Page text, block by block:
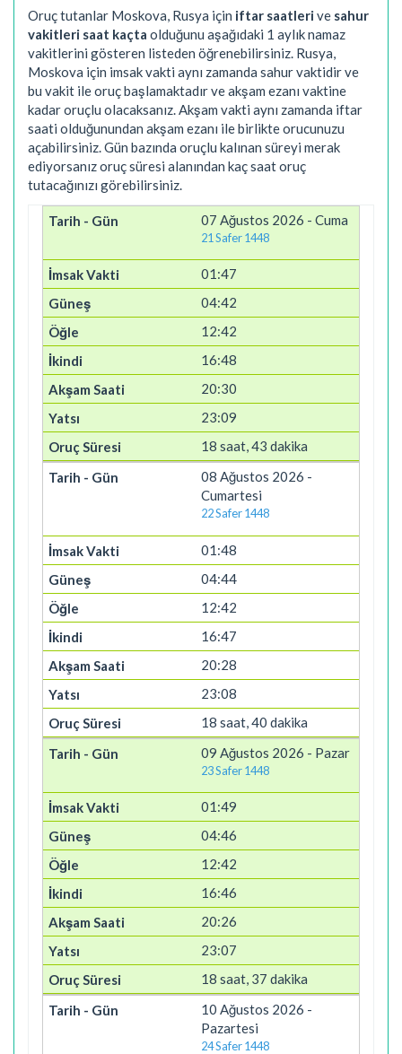
Oruç tutanlar Moskova, Rusya için iftar saatlerive sahur
vakitleri saat kaçta olduğunu aşağıdaki 1 aylık namaz
vakitlerini gösteren listeden öğrenebilirsiniz. Rusya,
Moskova için imsak vakti aynı zamanda sahur vaktidir ve
bu vakit ile oruç başlamaktadır ve akşam ezanı vaktine
kadar oruçlu olacaksanız. Akşam vakti aynı zamanda iftar
saati olduğunundan akşam ezanı ile birlikte orucunuzu
açabilirsiniz. Gün bazında oruçlu kalınan süreyi merak
ediyorsanız oruç süresi alanından kaç saat oruç
tutacağınızı görebilirsiniz.
07 Ağustos 2026 - Cuma
21 Safer 1448
01:47
04:42
12:42
16:48
20:30
23:09
18 saat, 43 dakika
08 Ağustos 2026 -
Cumartesi
22 Safer 1448
01:48
04:44
12:42
16:47
20:28
23:08
18 saat, 40 dakika
09 Ağustos 2026 - Pazar
23 Safer 1448
01:49
04:46
12:42
16:46
20:26
23:07
18 saat, 37 dakika
10 Ağustos 2026 -
Pazartesi
24 Safer 1448